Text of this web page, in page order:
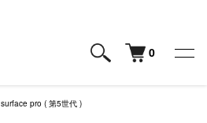
0
surface pro ( 第5世代 )